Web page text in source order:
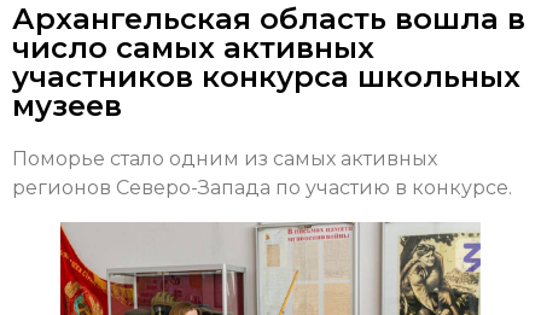
Архангельская область вошла в
число самых активных
участников конкурса школьных
музеев
Поморье стало одним из самых активных
регионов Северо-Запада по участию в конкурсе.